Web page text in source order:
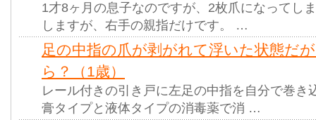
1才8ヶ月の息子なのですが、2枚爪になってし
しますが、右手の親指だけです。 …
足の中指の爪が剥がれて浮いた状態だ
ら？（1歳）
レール付きの引き戸に左足の中指を自分で巻き
膏タイプと液体タイプの消毒薬で消 …